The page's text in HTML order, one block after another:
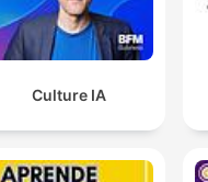
Culture IA